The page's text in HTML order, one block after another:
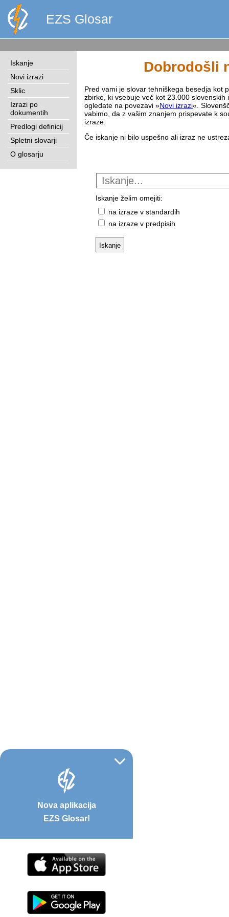
EZS Glosar
Iskanje
Novi izrazi
Sklic
Izrazi po
dokumentih
Predlogi definicij
Spletni slovarji
O glosarju
Dobrodošli
Pred vami je slovar tehniškega besedja kot
zbirko, ki vsebuje več kot 23.000
ogledate na povezavi »Novi izrazi«.
vabimo, da z vašim znanjem prispevate k
izraze.
Če iskanje ni bilo uspešno ali izraz ne
Iskanje želim omejiti:
na izraze v standardih
na izraze v predpisih
Nova aplikacija
EZS Glosar!